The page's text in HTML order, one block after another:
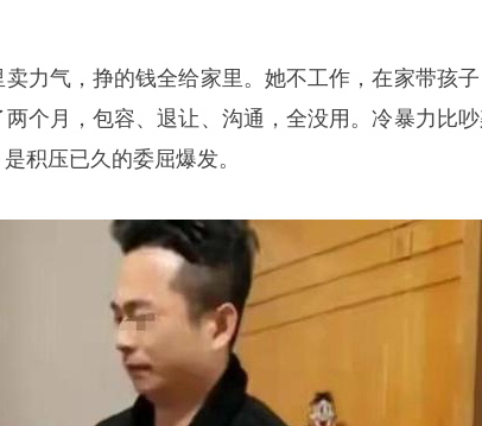
力气，挣的钱全给家里。她不工作，在家带孩
个月，包容、退让、沟通，全没用。冷暴力比
积压已久的委屈爆发。